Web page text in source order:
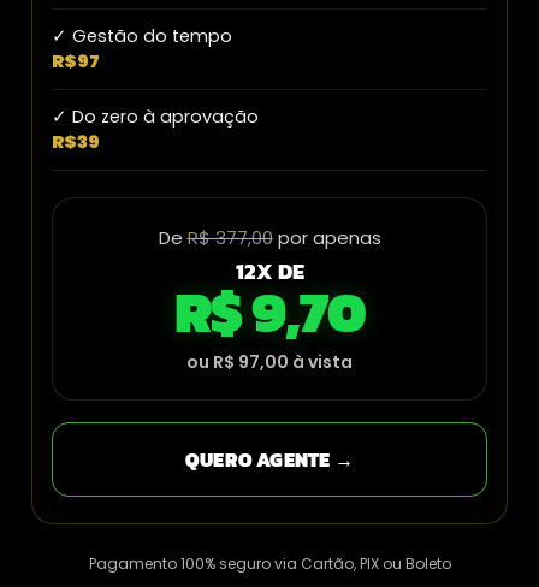
✓ Gestão do tempo
R$97
✓ Do zero à aprovação
R$39
DeR$ 377,00por apenas
12X DE
R$ 9,70
ou R$ 97,00 à vista
QUERO AGENTE →
Pagamento 100% seguro via Cartão, PIX ou Boleto